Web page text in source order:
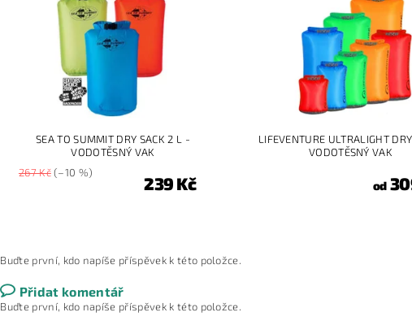
SEA TO SUMMIT DRY SACK 2 L -
VODOTĚSNÝ VAK
267 Kč(–10 %)
239 Kč
LIFEVENTURE ULTRALIGHT
VODOTĚSNÝ VAK
od
Buďte první, kdo napíše příspěvek k této položce.
Přidat komentář
Buďte první, kdo napíše příspěvek k této položce.